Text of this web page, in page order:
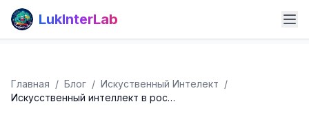
LukInterLab
Главная / Блог / Искуственный Интелект /
Искусственный интеллект в рос…